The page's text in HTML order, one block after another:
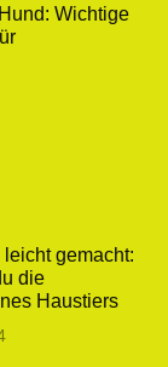
Wichtige
gemacht:
die
Haustiers